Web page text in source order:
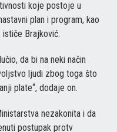
koje postoje u
plan i program, kao
ističe Brajković.
da bi na neki način
ljudi zbog toga što
plate“, dodaje on.
nezakonita i da
postupak protv